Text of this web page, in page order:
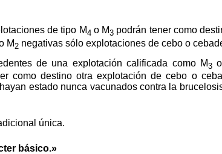
de tipo M4 o M3 podrán tener como
M 2 negativas sólo explotaciones de cebo o
de una explotación calificada como M3
como destino otra explotación de cebo o
estado nunca vacunados contra la
única.
básico.»